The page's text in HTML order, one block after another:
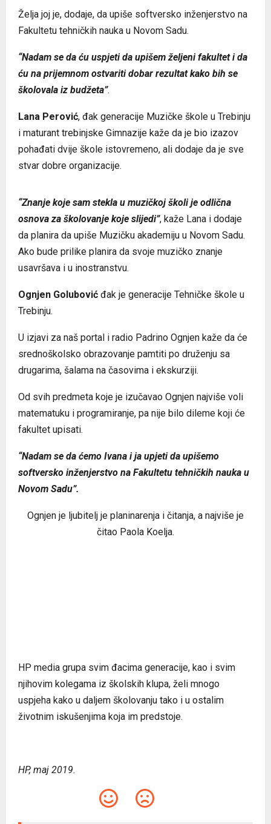
Želja joj je, dodaje, da upiše softversko inženjerstvo na
Fakultetu tehničkih nauka u Novom Sadu.
“Nadam se da ću uspjeti da upišem željeni fakultet i da
ću na prijemnom ostvariti dobar rezultat kako bih se
školovala iz budžeta”.
Lana Perović, đak generacije Muzičke škole u Trebinju
i maturant trebinjske Gimnazije kaže da je bio izazov
pohađati dvije škole istovremeno, ali dodaje da je sve
stvar dobre organizacije.
“Znanje koje sam stekla u muzičkoj školi je odlična
osnova za školovanje koje slijedi”, kaže Lana i dodaje
da planira da upiše Muzičku akademiju u Novom Sadu.
Ako bude prilike planira da svoje muzičko znanje
usavršava i u inostranstvu.
Ognjen Golubović đak je generacije Tehničke škole u
Trebinju.
U izjavi za naš portal i radio Padrino Ognjen kaže da će
srednoškolsko obrazovanje pamtiti po druženju sa
drugarima, šalama na časovima i ekskurziji.
Od svih predmeta koje je izučavao Ognjen najviše voli
matematuku i programiranje, pa nije bilo dileme koji će
fakultet upisati.
“Nadam se da ćemo Ivana i ja upjeti da upišemo
softversko inženjerstvo na Fakultetu tehničkih nauka u
Novom Sadu”.
Ognjen je ljubitelj je planinarenja i čitanja, a najviše je
čitao Paola Koelja.
HP media grupa svim đacima generacije, kao i svim
njihovim kolegama iz školskih klupa, želi mnogo
uspjeha kako u daljem školovanju tako i u ostalim
životnim iskušenjima koja im predstoje.
HP, maj 2019.